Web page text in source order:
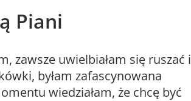
Piani
zawsze uwielbiałam się ruszać i
byłam zafascynowana
wiedziałam, że chcę być